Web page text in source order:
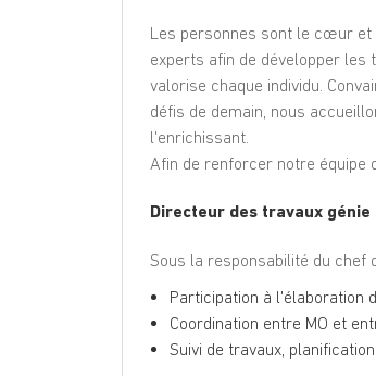
Les personnes sont le cœur et
experts afin de développer
valorise chaque individu.
défis de demain, nous
l'enrichissant.
Afin de renforcer notre équipe
Directeur des travaux
Sous la responsabilité du chef
Participation à l'élaboration
Coordination entre MO et
Suivi de travaux,